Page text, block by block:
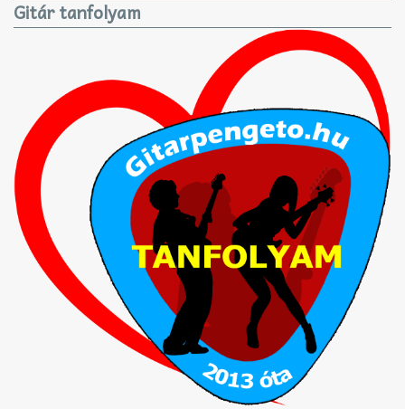
Gitár tanfolyam